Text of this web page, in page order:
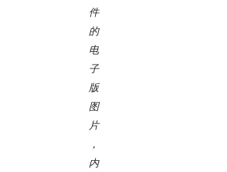
件
的
电
子
版
图
片
，
内